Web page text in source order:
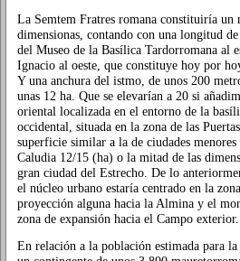
La Semtem Fratres romana constituiría un
dimensionas, contando con una longitud
del Museo de la Basílica Tardorromana al
Ignacio al oeste, que constituye hoy por
Y una anchura del istmo, de unos 200
unas 12 ha. Que se elevarían a 20 si
oriental localizada en el entorno de la
occidental, situada en la zona de las
superficie similar a la de ciudades
Caludia 12/15 (ha) o la mitad de las
gran ciudad del Estrecho. De lo
el núcleo urbano estaría centrado en la
proyección alguna hacia la Almina y el
zona de expansión hacia el Campo exterior.
En relación a la población estimada para